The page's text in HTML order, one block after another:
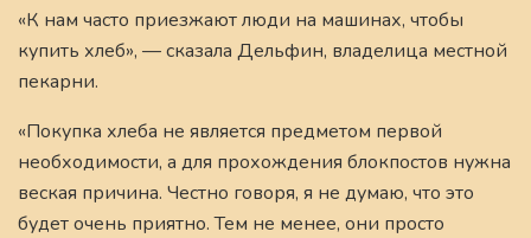
«К нам часто приезжают люди на машинах, чтобы
купить хлеб», — сказала Дельфин, владелица местной
пекарни.
«Покупка хлеба не является предметом первой
необходимости, а для прохождения блокпостов нужна
веская причина. Честно говоря, я не думаю, что это
будет очень приятно. Тем не менее, они просто